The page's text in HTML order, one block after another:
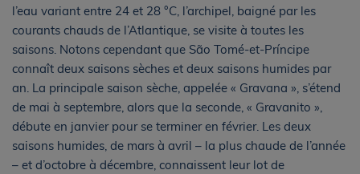
l’eau variant entre 24 et 28 °C, l’archipel, baigné par les
courants chauds de l’Atlantique, se visite à toutes les
saisons. Notons cependant que São Tomé-et-Príncipe
connaît deux saisons sèches et deux saisons humides par
an. La principale saison sèche, appelée « Gravana », s’étend
de mai à septembre, alors que la seconde, « Gravanito »,
débute en janvier pour se terminer en février. Les deux
saisons humides, de mars à avril – la plus chaude de l’année
– et d’octobre à décembre, connaissent leur lot de